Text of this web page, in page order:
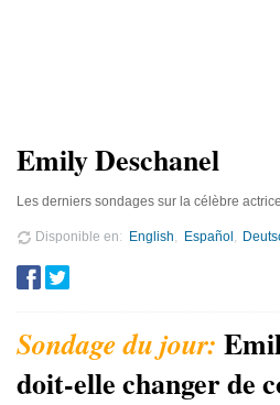
Emily Deschanel
Les derniers sondages sur la célèbre
Disponible en English Español
doit-elle changer de